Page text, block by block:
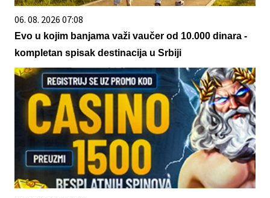
06. 08. 2026 07:08
Evo u kojim banjama važi vaučer od 10.000 dinara -
kompletan spisak destinacija u Srbiji